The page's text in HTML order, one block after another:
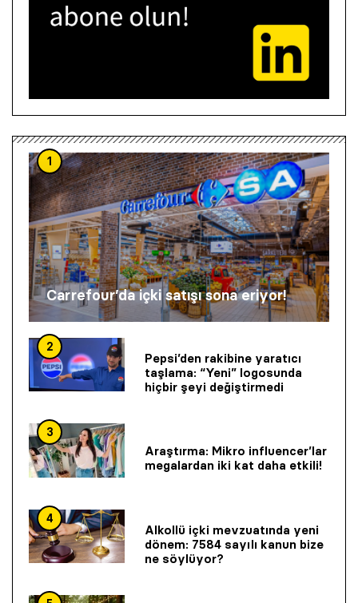
1
Carrefour’da içki satışı sona eriyor!
2
Pepsi’den rakibine yaratıcı
taşlama: “Yeni” logosunda
hiçbir şeyi değiştirmedi
3
Araştırma: Mikro influencer’lar
megalardan iki kat daha etkili!
4
Alkollü içki mevzuatında yeni
dönem: 7584 sayılı kanun bize
ne söylüyor?